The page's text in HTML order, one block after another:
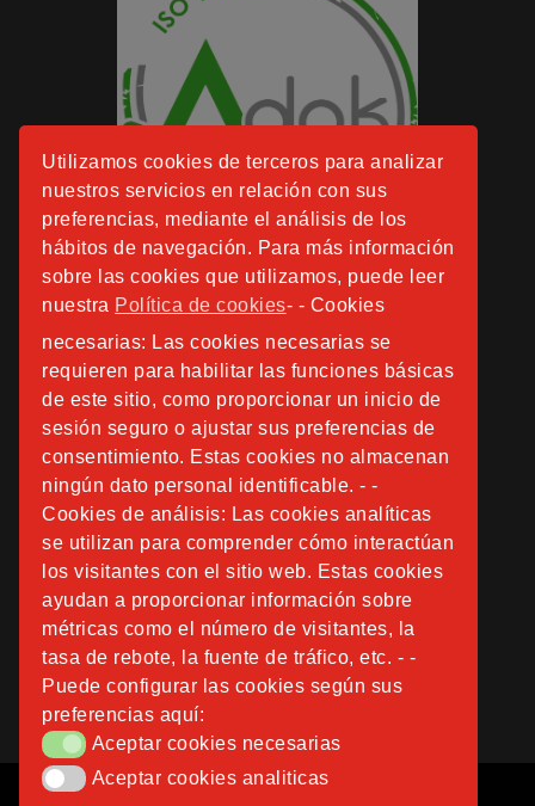
Utilizamos cookies de terceros para analizar
nuestros servicios en relación con sus
preferencias, mediante el análisis de los
hábitos de navegación. Para más información
sobre las cookies que utilizamos, puede leer
nuestra Política de cookies- - Cookies
necesarias: Las cookies necesarias se
requieren para habilitar las funciones básicas
de este sitio, como proporcionar un inicio de
sesión seguro o ajustar sus preferencias de
consentimiento. Estas cookies no almacenan
ningún dato personal identificable. - -
Cookies de análisis: Las cookies analíticas
se utilizan para comprender cómo interactúan
los visitantes con el sitio web. Estas cookies
ayudan a proporcionar información sobre
métricas como el número de visitantes, la
tasa de rebote, la fuente de tráfico, etc. - -
Puede configurar las cookies según sus
preferencias aquí:
Aceptar cookies necesarias
Aceptar cookies necesarias
Aceptar cookies analiticas
Aceptar cookies analiticas